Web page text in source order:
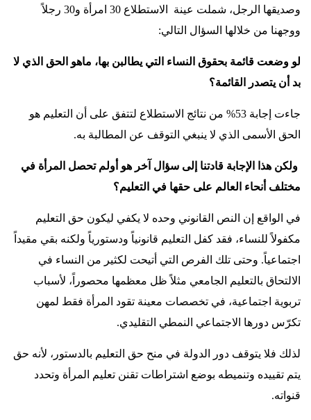
وصديقها الرجل، شملت عينة الاستطلاع 30 امرأة و30 رجلاً
ووجهنا من خلالها السؤال التالي:
لو وضعت قائمة بحقوق النساء التي يطالبن بها، ماهو الحق الذي لا
بد أن يتصدر القائمة؟
جاءت إجابة 53% من نتائج الاستطلاع لتتفق على أن التعليم هو
الحق الأسمى الذي لا ينبغي التوقف عن المطالبة به.
ولكن هذا الإجابة قادتنا إلى سؤال آخر هو أولم تحصل المرأة في
مختلف أنحاء العالم على حقها في التعليم؟
في الواقع إن النص القانوني وحده لا يكفي ليكون حق التعليم
مكفولاً للنساء، فقد كفل التعليم قانونياً ودستورياً ولكنه بقي مقيداً
اجتماعياً. وحتى تلك الفرص التي أتيحت لكثير من النساء في
الالتحاق بالتعليم الجامعي مثلاً ظل معظمها محصوراً، لأسباب
تربوية اجتماعية، في تخصصات معينة تقود المرأة فقط لمهن
تكرّس دورها الاجتماعي النمطي التقليدي.
لذلك فلا يتوقف دور الدولة في منح حق التعليم بالدستور، لأنه حق
يتم تقييده وتنميطه بوضع اشتراطات تقنن تعليم المرأة وتحدد
قنواته.